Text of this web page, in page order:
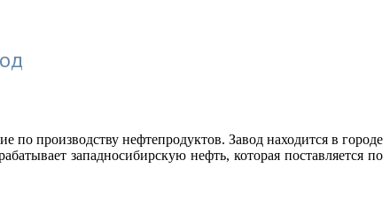
производству нефтепродуктов. Завод находится в городе
западносибирскую нефть, которая поставляется по